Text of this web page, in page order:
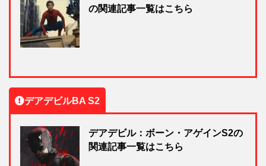
の関連記事一覧はこちら
デアデビルBA S2
デアデビル：ボーン・アゲインS2の
関連記事一覧はこちら